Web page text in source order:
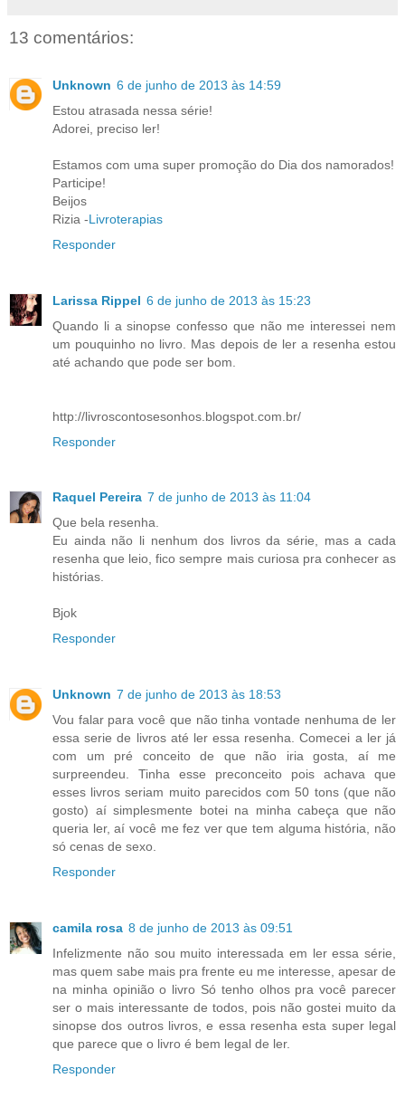
13 comentários:
Unknown 6 de junho de 2013 às 14:59
Estou atrasada nessa série!
Adorei, preciso ler!
Estamos com uma super promoção do Dia dos namorados!
Participe!
Beijos
Rizia -Livroterapias
Responder
Larissa Rippel 6 de junho de 2013 às 15:23
Quando li a sinopse confesso que não me interessei nem
um pouquinho no livro. Mas depois de ler a resenha estou
até achando que pode ser bom.
http://livroscontosesonhos.blogspot.com.br/
Responder
Raquel Pereira 7 de junho de 2013 às 11:04
Que bela resenha.
Eu ainda não li nenhum dos livros da série, mas a cada
resenha que leio, fico sempre mais curiosa pra conhecer as
histórias.
Bjok
Responder
Unknown 7 de junho de 2013 às 18:53
Vou falar para você que não tinha vontade nenhuma de ler
essa serie de livros até ler essa resenha. Comecei a ler já
com um pré conceito de que não iria gosta, aí me
surpreendeu. Tinha esse preconceito pois achava que
esses livros seriam muito parecidos com 50 tons (que não
gosto) aí simplesmente botei na minha cabeça que não
queria ler, aí você me fez ver que tem alguma história, não
só cenas de sexo.
Responder
camila rosa 8 de junho de 2013 às 09:51
Infelizmente não sou muito interessada em ler essa série,
mas quem sabe mais pra frente eu me interesse, apesar de
na minha opinião o livro Só tenho olhos pra você parecer
ser o mais interessante de todos, pois não gostei muito da
sinopse dos outros livros, e essa resenha esta super legal
que parece que o livro é bem legal de ler.
Responder